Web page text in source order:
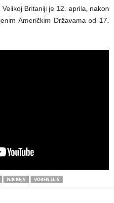
Britaniji je 12. aprila, nakon
Američkim Državama od 17.
NIK KEJV VOREN ELIS